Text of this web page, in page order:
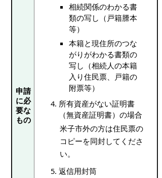
申請
に必
要な
もの
相続関係のわかる書
類の写し（戸籍謄本
等）
本籍と現住所のつな
がりがわかる書類の
写し（相続人の本籍
入り住民票、戸籍の
附票等）
所有資産がない証明書
（無資産証明書）の場合
米子市外の方は住民票の
コピーを同封してくださ
い。
返信用封筒